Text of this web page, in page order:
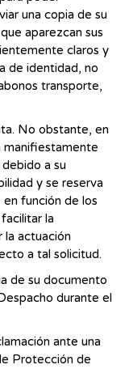
una copia de su
aparezcan sus
claros y
de identidad, no
transporte,
No obstante, en
manifiestamente
a su
y se reserva
función de los
la
la actuación
a tal solicitud.
de su documento
durante el
ante una
Protección de